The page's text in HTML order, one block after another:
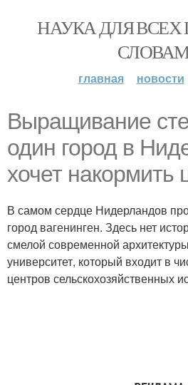
НАУКА ДЛЯ
главная новости
Выращивание
один город в
хочет
В самом сердце Нидерландов
город вагенинген. Здесь нет
смелой современной
университет, который входит в
центров сельскохозяйственных